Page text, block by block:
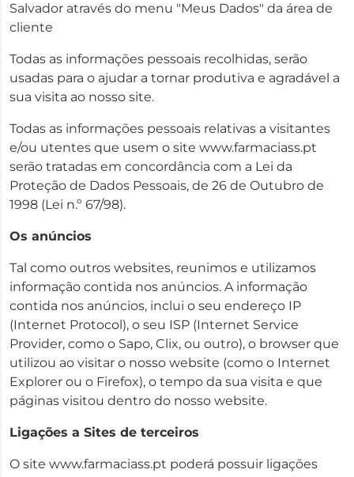
Salvador através do menu "Meus Dados" da área de
cliente
Todas as informações pessoais recolhidas, serão
usadas para o ajudar a tornar produtiva e agradável a
sua visita ao nosso site.
Todas as informações pessoais relativas a visitantes
e/ou utentes que usem o site www.farmaciass.pt
serão tratadas em concordância com a Lei da
Proteção de Dados Pessoais, de 26 de Outubro de
1998 (Lei n.º 67/98).
Os anúncios
Tal como outros websites, reunimos e utilizamos
informação contida nos anúncios. A informação
contida nos anúncios, inclui o seu endereço IP
(Internet Protocol), o seu ISP (Internet Service
Provider, como o Sapo, Clix, ou outro), o browser que
utilizou ao visitar o nosso website (como o Internet
Explorer ou o Firefox), o tempo da sua visita e que
páginas visitou dentro do nosso website.
Ligações a Sites de terceiros
O site www.farmaciass.pt poderá possuir ligações